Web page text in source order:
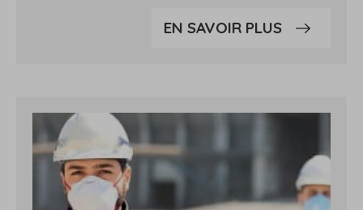
EN SAVOIR PLUS